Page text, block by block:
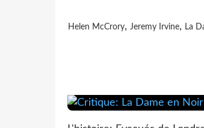
Helen McCrory, Jeremy Irvine, La